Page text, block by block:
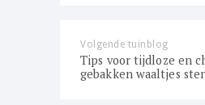
Volgende tuinblog
post:
Tips voor tijdloze en
gebakken waaltjes